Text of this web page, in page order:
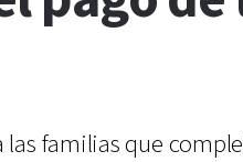
las familias que